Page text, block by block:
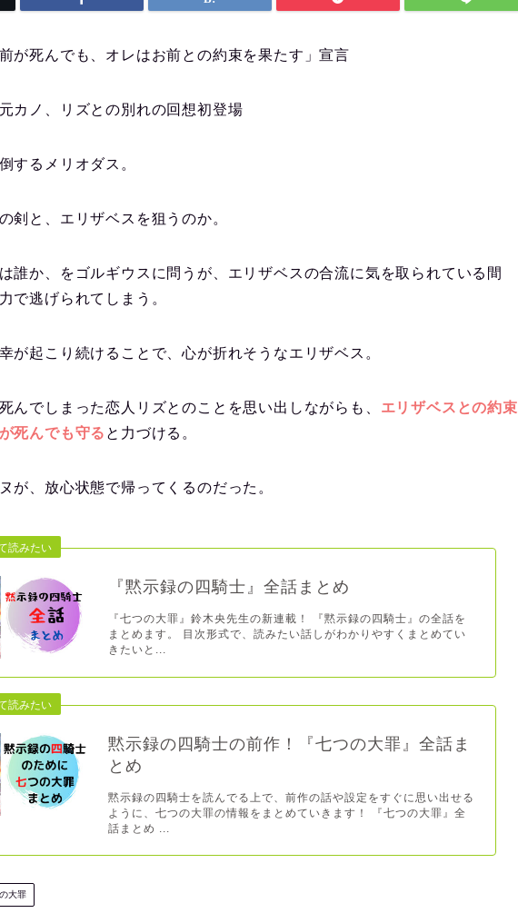
が死んでも、オレはお前との約束を果たす」宣言
カノ、リズとの別れの回想初登場
するメリオダス。
剣と、エリザベスを狙うのか。
誰か、をゴルギウスに問うが、エリザベスの合流に気を取られている間
で逃げられてしまう。
が起こり続けることで、心が折れそうなエリザベス。
んでしまった恋人リズとのことを思い出しながらも、 エリザベスとの約束
死んでも守る と力づける。
が、放心状態で帰ってくるのだった。
『黙示録の四騎士』全話まとめ
『七つの大罪』鈴木央先生の新連載！ 『黙示録の四騎士』の全話を
まとめます。 目次形式で、読みたい話しがわかりやすくまとめてい
きたいと...
黙示録の四騎士の前作！『七つの大罪』全話ま
とめ
黙示録の四騎士を読んでる上で、前作の話や設定をすぐに思い出せる
ように、七つの大罪の情報をまとめていきます！ 『七つの大罪』全
話まとめ ...
大罪